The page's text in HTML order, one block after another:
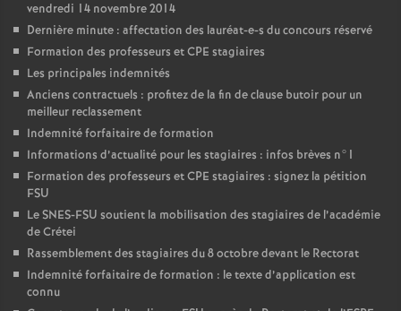
vendredi 14 novembre 2014
Dernière minute : affectation des lauréat-e-s du concours réservé
Formation des professeurs etCPE stagiaires
Les principales indemnités
Anciens contractuels : profitez de la fin de clause butoir pour un
meilleur reclassement
Indemnité forfaitaire de formation
Informations d’actualité pour les stagiaires : infos brèves n°1
Formation des professeurs etCPE stagiaires : signez la pétition
FSU
LeSNES-FSU soutient la mobilisation des stagiaires de l’académie
de Crétei
Rassemblement des stagiaires du 8 octobre devant le Rectorat
Indemnité forfaitaire de formation : le texte d’application est
connu